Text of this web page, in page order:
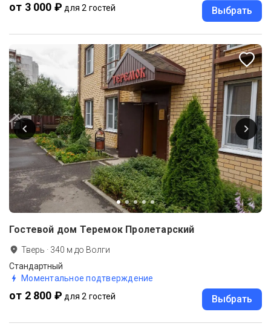
от 3 000 ₽ для 2 гостей Выбрать
Гостевой дом Теремок Пролетарский
Тверь · 340 м до Волги
Стандартный
Моментальное подтверждение
от 2 800 ₽ для 2 гостей Выбрать